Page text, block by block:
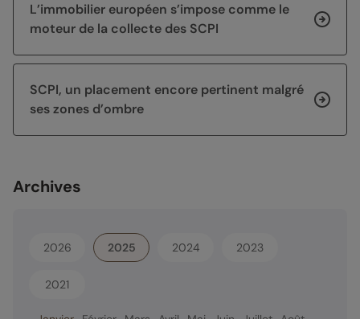
L’immobilier européen s’impose comme le
moteur de la collecte des SCPI
SCPI, un placement encore pertinent malgré
ses zones d’ombre
Archives
2026 2025 2024 2023
2021